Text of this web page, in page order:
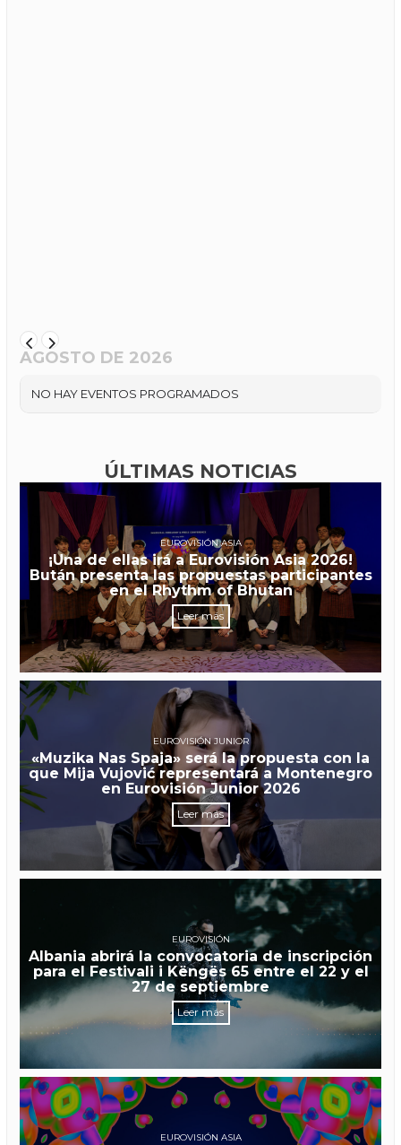
AGOSTO DE 2026
NO HAY EVENTOS PROGRAMADOS
ÚLTIMAS NOTICIAS
EUROVISIÓN ASIA
¡Una de ellas irá a Eurovisión Asia 2026!
Bután presenta las propuestas participantes
en el Rhythm of Bhutan
Leer más
EUROVISIÓN JUNIOR
«Muzika Nas Spaja» será la propuesta con la
que Mija Vujović representará a Montenegro
en Eurovisión Junior 2026
Leer más
EUROVISIÓN
Albania abrirá la convocatoria de inscripción
para el Festivali i Këngës 65 entre el 22 y el
27 de septiembre
Leer más
EUROVISIÓN ASIA